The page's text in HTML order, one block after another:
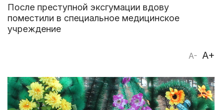
После преступной эксгумации вдову
поместили в специальное медицинское
учреждение
A- A+